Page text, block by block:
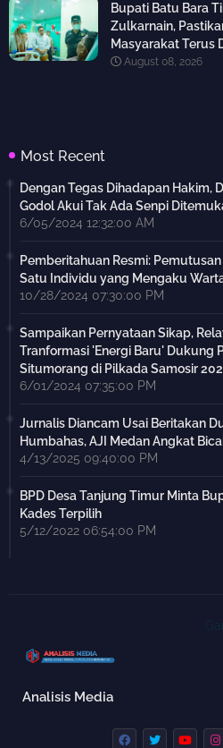
Bupati Batu Bara
Zulkarnain,
Masyarakat Terus
August 08, 2026
Most Recent
Dengan Tegas Dihadapan Hakim,
Godol Akui Tak Ada Senpi
6/05/2024 12:32:00 AM
Pemberitahuan Resmi:
Satu Individu yang Mengaku
10/28/2024 07:30:00 PM
Sampaikan Pernyataan Sikap,
Tranformasi 'Energi Baru' Dukung
Situmorang di Pilkada Samosir
6/01/2024 07:35:00 PM
Jurnalis Diancam Usai Beritakan
Humbahas, AJI Medan Angkat
4/13/2025 09:40:00 PM
BPD Desa Tanjung Timur Minta
Kades Terpilih
5/12/2022 06:54:00 PM
Analisis Media